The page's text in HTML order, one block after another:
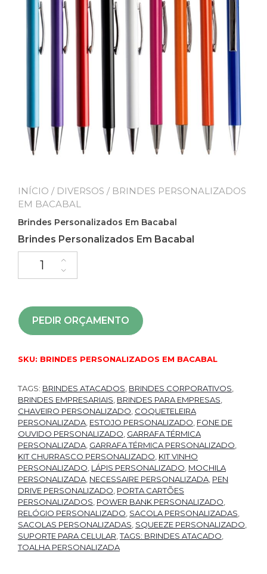
INÍCIO / DIVERSOS / BRINDES PERSONALIZADOS
EM BACABAL
Brindes Personalizados Em Bacabal
Brindes Personalizados Em Bacabal
PEDIR ORÇAMENTO
SKU: BRINDES PERSONALIZADOS EM BACABAL
TAGS: BRINDES ATACADOS BRINDES CORPORATIVOS
BRINDES EMPRESARIAIS BRINDES PARA EMPRESAS
CHAVEIRO PERSONALIZADO COQUETELEIRA
PERSONALIZADA ESTOJO PERSONALIZADO FONE DE
OUVIDO PERSONALIZADO GARRAFA TÉRMICA
PERSONALIZADA GARRAFA TÉRMICA PERSONALIZADO
KIT CHURRASCO PERSONALIZADO KIT VINHO
PERSONALIZADO LÁPIS PERSONALIZADO MOCHILA
PERSONALIZADA NECESSAIRE PERSONALIZADA PEN
DRIVE PERSONALIZADO PORTA CARTÕES
PERSONALIZADOS POWER BANK PERSONALIZADO
RELÓGIO PERSONALIZADO SACOLA PERSONALIZADAS
SACOLAS PERSONALIZADAS SQUEEZE PERSONALIZADO
SUPORTE PARA CELULAR ,TAGS: BRINDES ATACADO
TOALHA PERSONALIZADA